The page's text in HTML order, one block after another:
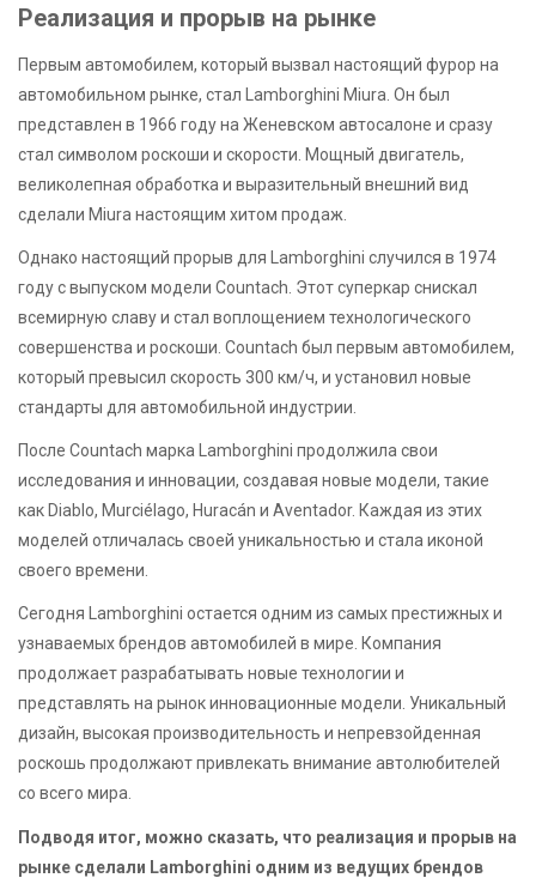
Реализация и прорыв на рынке
Первым автомобилем, который вызвал настоящий фурор на
автомобильном рынке, стал Lamborghini Miura. Он был
представлен в 1966 году на Женевском автосалоне и сразу
стал символом роскоши и скорости. Мощный двигатель,
великолепная обработка и выразительный внешний вид
сделали Miura настоящим хитом продаж.
Однако настоящий прорыв для Lamborghini случился в 1974
году с выпуском модели Countach. Этот суперкар снискал
всемирную славу и стал воплощением технологического
совершенства и роскоши. Countach был первым автомобилем,
который превысил скорость 300 км/ч, и установил новые
стандарты для автомобильной индустрии.
После Countach марка Lamborghini продолжила свои
исследования и инновации, создавая новые модели, такие
как Diablo, Murciélago, Huracán и Aventador. Каждая из этих
моделей отличалась своей уникальностью и стала иконой
своего времени.
Сегодня Lamborghini остается одним из самых престижных и
узнаваемых брендов автомобилей в мире. Компания
продолжает разрабатывать новые технологии и
представлять на рынок инновационные модели. Уникальный
дизайн, высокая производительность и непревзойденная
роскошь продолжают привлекать внимание автолюбителей
со всего мира.
Подводя итог, можно сказать, что реализация и прорыв на
рынке сделали Lamborghini одним из ведущих брендов